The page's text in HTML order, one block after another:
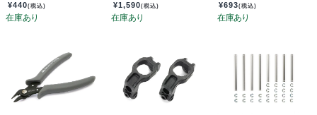
¥440(税込) ¥1,590(税込) ¥693(税込)